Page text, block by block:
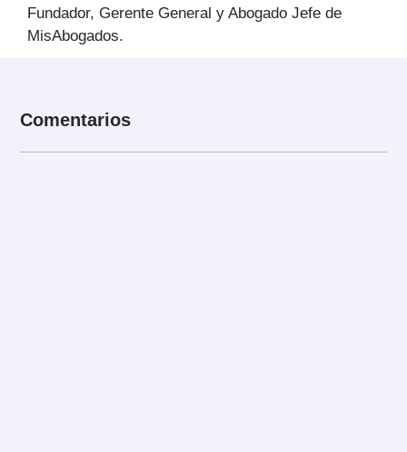
Fundador, Gerente General y Abogado Jefe de
MisAbogados.
Comentarios